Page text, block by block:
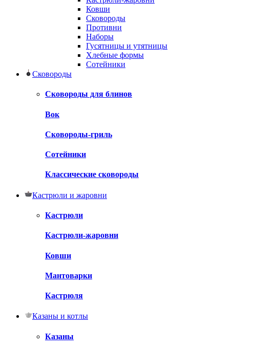
Ковши
Сковороды
Противни
Наборы
Гусятницы и утятницы
Хлебные формы
Сотейники
Сковороды
Сковороды для блинов
Вок
Сковороды-гриль
Сотейники
Классические сковороды
Кастрюли и жаровни
Кастрюли
Кастрюли-жаровни
Ковши
Мантоварки
Кастрюля
Казаны и котлы
Казаны